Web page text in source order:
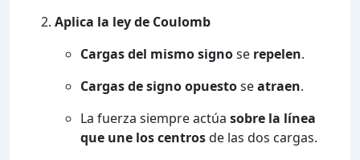
Aplica la ley de Coulomb
Cargas del mismo signose repelen.
Cargas de signo opuestoseatraen.
La fuerza siempre actúa sobre la línea
que une los centrosde las dos cargas.